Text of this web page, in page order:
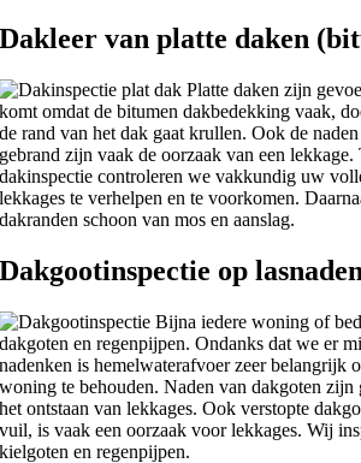
Dakleer van platte daken
Platte daken zijn
komt omdat de bitumen dakbedekking vaak,
de rand van het dak gaat krullen. Ook de
gebrand zijn vaak de oorzaak van een lekkage.
dakinspectie controleren we vakkundig uw
lekkages te verhelpen en te voorkomen.
dakranden schoon van mos en aanslag.
Dakgootinspectie op
Bijna iedere woning of
dakgoten en regenpijpen. Ondanks dat we er
nadenken is hemelwaterafvoer zeer belangrijk
woning te behouden. Naden van dakgoten
het ontstaan van lekkages. Ook verstopte
vuil, is vaak een oorzaak voor lekkages. Wij
kielgoten en regenpijpen.